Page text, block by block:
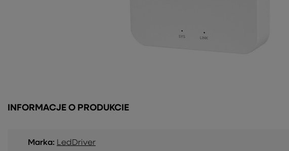
INFORMACJE O PRODUKCIE
Marka: LedDriver